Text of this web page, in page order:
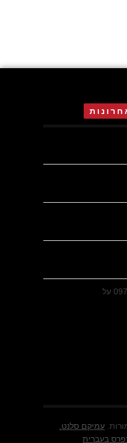
על
עמיקם סלנט.
בעברית